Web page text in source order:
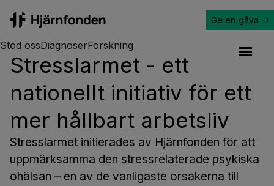
Ge en gåva
Stöd ossDiagnoserForskning
Stresslarmet - ett
nationellt initiativ för ett
mer hållbart arbetsliv
Stresslarmet initierades av Hjärnfonden för att
uppmärksamma den stressrelaterade psykiska
ohälsan – en av de vanligaste orsakerna till